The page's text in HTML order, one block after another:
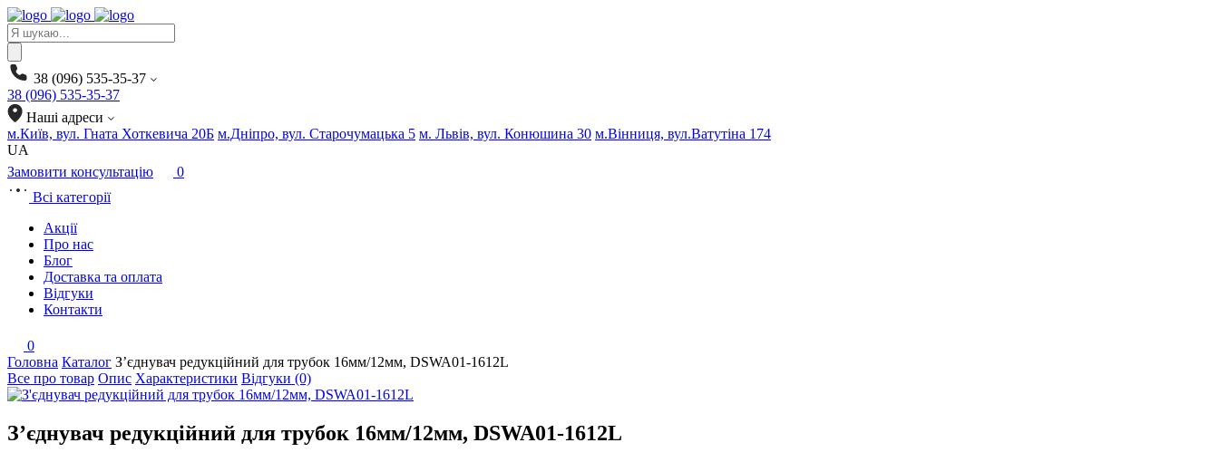
Products
search
38 (096) 535-35-37
38 (096) 535-35-37
Наші адреси
м.Київ, вул. Гната Хоткевича 20Б м.Дніпро, вул. Старочумацька 5 м. Львів, вул. Конюшина 30 м.Вінниця, вул.Ватутіна 174
UA
Замовити консультацію
0
Всі категорії
Акції
Про нас
Блог
Доставка та оплата
Відгуки
Контакти
0
Головна Каталог З’єднувач редукційний для трубок 16мм/12мм, DSWA01-1612L
Все про товар Опис Характеристики Відгуки (0)
З’єднувач редукційний для трубок 16мм/12мм, DSWA01-1612L